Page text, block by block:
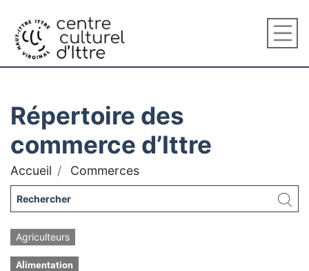
Répertoire des
commerce d’Ittre
Accueil Commerces
Agriculteurs
Alimentation